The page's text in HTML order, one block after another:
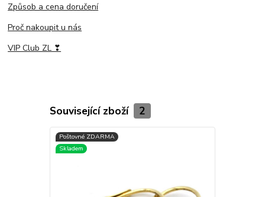
Způsob a cena doručení
Proč nakoupit u nás
VIP Club ZL ❣
Související zboží 2